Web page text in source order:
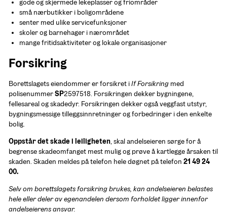
gode og skjermede lekeplasser og friområder
små nærbutikker i boligområdene
senter med ulike servicefunksjoner
skoler og barnehager i nærområdet
mange fritidsaktiviteter og lokale organisasjoner
Forsikring
Borettslagets eiendommer er forsikret i If Forsikring med
polisenummer SP2597518. Forsikringen dekker bygningene,
fellesareal og skadedyr. Forsikringen dekker også veggfast utstyr,
bygningsmessige tilleggsinnretninger og forbedringer i den enkelte
bolig.
Oppstår det skade i leiligheten, skal andelseieren sørge for å
begrense skadeomfanget mest mulig og prøve å kartlegge årsaken til
skaden. Skaden meldes på telefon hele døgnet på telefon 21 49 24
00.
Selv om borettslagets forsikring brukes, kan andelseieren belastes
hele eller deler av egenandelen dersom forholdet ligger innenfor
andelseierens ansvar.